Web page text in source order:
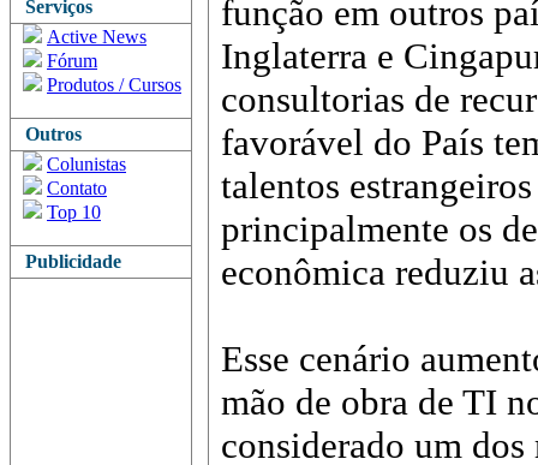
Serviços
Active News
Fórum
Produtos / Cursos
Outros
Colunistas
Contato
Top 10
Publicidade
função em outros
Inglaterra e
consultorias de
favorável do País
talentos
principalmente os
econômica reduziu
Esse cenário
mão de obra de TI
considerado um